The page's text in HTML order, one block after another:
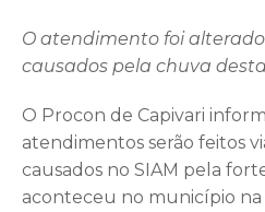
O atendimento foi
causados pela chuva
O Procon de Capivari
atendimentos serão feitos
causados no SIAM pela
aconteceu no município na